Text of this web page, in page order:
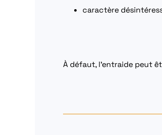
caractère
À défaut, l’entraide peut